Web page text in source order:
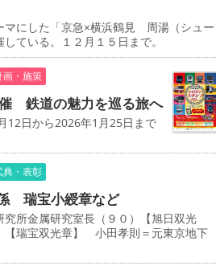
にした「京急×横浜鶴見 周湯（シュー
ている。１２月１５日まで。
画・施策
鉄道の魅力を巡る旅へ
12日から2026年1月25日まで
典・表彰
瑞宝小綬章など
所金属研究室長（９０）【旭日双光
瑞宝双光章】 小田孝則＝元東京地下